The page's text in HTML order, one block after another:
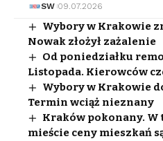
SW 09.07.2026
Wybory w Krakowie
Nowak złożył zażalenie
Od poniedziałku
Listopada. Kierowców
Wybory w Krakowie
Termin wciąż nieznany
Kraków pokonany. W
mieście ceny mieszkań